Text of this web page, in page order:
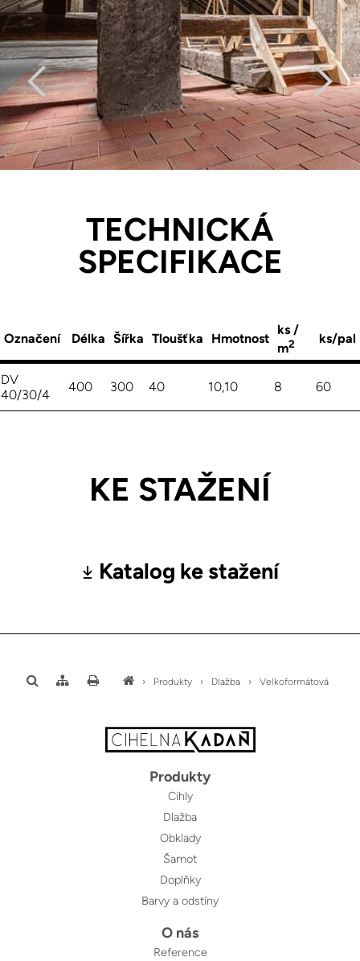
TECHNICKÁ
SPECIFIKACE
Označení Délka Šířka Tloušťka Hmotnost
ks /
m2 ks/pal
DV
40/30/4
400 300 40 10,10 8 60
KE STAŽENÍ
Katalog ke stažení
› Produkty › Dlažba › Velkoformátová
Produkty
Cihly
Dlažba
Obklady
Šamot
Doplňky
Barvy a odstíny
O nás
Reference